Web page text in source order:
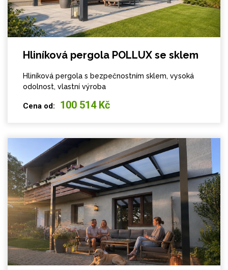
Hliníková pergola POLLUX se sklem
Hliníková pergola s bezpečnostním sklem, vysoká
odolnost, vlastní výroba
Cena od: 100 514 Kč